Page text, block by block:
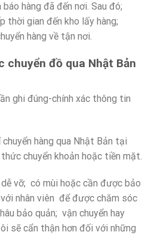
hàng đã đến nơi. Sau đó;
thời gian đến kho lấy hàng;
hàng về tận nơi.
chuyển đồ qua Nhật Bản
ghi đúng-chính xác thông tin
hàng qua Nhật Bản tại
chuyển khoản hoặc tiền mặt.
vỡ; có mùi hoặc cần được bảo
nhân viên để được chăm sóc
bảo quản; vận chuyển hay
sẽ cẩn thận hơn đối với những